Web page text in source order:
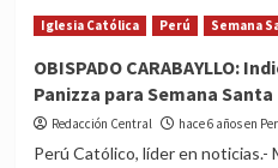
último
del
Papa
Francisco
por
Iglesia Católica Perú Semana
OBISPADO CARABAYLLO:
Panizza para Semana Santa
Redacción Central hace 6 años en
Perú Católico, líder en noticias.-